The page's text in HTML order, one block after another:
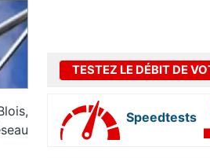
TESTEZ LE DÉBIT DE
Speedtests